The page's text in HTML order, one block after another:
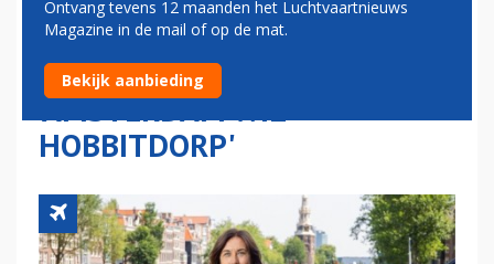
'DISSIDENTE'
AANDEELHOUDER SCHIPHOL:
'AMSTERDAM WIL
HOBBITDORP'
Ontvang tevens 12 maanden het Luchtvaartnieuws
Magazine in de mail of op de mat.
Bekijk aanbieding